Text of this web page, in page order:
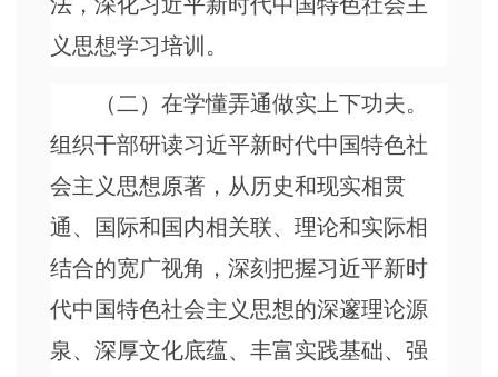
义思想学习培训。
（二）在学懂弄通做实上下功夫。
组织干部研读习近平新时代中国特色社
会主义思想原著，从历史和现实相贯
通、国际和国内相关联、理论和实际相
结合的宽广视角，深刻把握习近平新时
代中国特色社会主义思想的深邃理论源
泉、深厚文化底蕴、丰富实践基础、强